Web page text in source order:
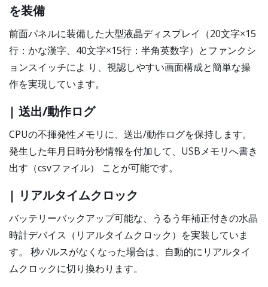
を装備
前面パネルに装備した大型液晶ディスプレイ（20文字×15
行：かな漢字、40文字×15行：半角英数字）とファンクシ
ョンスイッチによ り、視認しやすい画面構成と簡単な操
作を実現しています。
| 送出/動作ログ
CPUの不揮発性メモリに、送出/動作ログを保持します。
発生した年月日時分秒情報を付加して、USBメモリへ書き
出す（csvファイル） ことが可能です。
| リアルタイムクロック
バッテリーバックアップ可能な、うるう年補正付きの水晶
時計デバイス（リアルタイムクロック）を実装していま
す。 秒パルスがなくなった場合は、自動的にリアルタイ
ムクロックに切り換わります。